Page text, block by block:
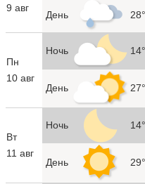
9 авг
День 28°
Пн
10 авг
Ночь 14°
День 27°
Вт
11 авг
Ночь 14°
День 29°